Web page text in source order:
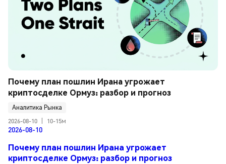
Почему план пошлин Ирана угрожает
криптосделке Ормуз: разбор и прогноз
Аналитика Рынка
2026-08-10
10-15м
2026-08-10
Почему план пошлин Ирана угрожает
криптосделке Ормуз: разбор и прогноз